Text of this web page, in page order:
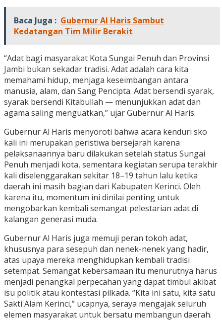
Baca Juga : Gubernur Al Haris Sambut
Kedatangan Tim Milir Berakit
“Adat bagi masyarakat Kota Sungai Penuh dan Provinsi
Jambi bukan sekadar tradisi. Adat adalah cara kita
memahami hidup, menjaga keseimbangan antara
manusia, alam, dan Sang Pencipta. Adat bersendi syarak,
syarak bersendi Kitabullah — menunjukkan adat dan
agama saling menguatkan,” ujar Gubernur Al Haris.
Gubernur Al Haris menyoroti bahwa acara kenduri sko
kali ini merupakan peristiwa bersejarah karena
pelaksanaannya baru dilakukan setelah status Sungai
Penuh menjadi kota, sementara kegiatan serupa terakhir
kali diselenggarakan sekitar 18–19 tahun lalu ketika
daerah ini masih bagian dari Kabupaten Kerinci. Oleh
karena itu, momentum ini dinilai penting untuk
mengobarkan kembali semangat pelestarian adat di
kalangan generasi muda.
Gubernur Al Haris juga memuji peran tokoh adat,
khususnya para sesepuh dan nenek-nenek yang hadir,
atas upaya mereka menghidupkan kembali tradisi
setempat. Semangat kebersamaan itu menurutnya harus
menjadi penangkal perpecahan yang dapat timbul akibat
isu politik atau kontestasi pilkada. “Kita ini satu, kita satu
Sakti Alam Kerinci,” ucapnya, seraya mengajak seluruh
elemen masyarakat untuk bersatu membangun daerah.